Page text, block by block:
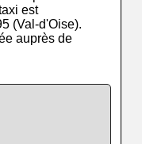
est
(Val-d'Oise).
auprès de